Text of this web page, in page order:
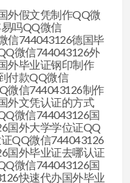
外假文凭制作QQ微
吗QQ微信
信744043126德国毕
微信744043126外
外毕业证钢印制作
付款QQ微信
微信744043126制作
外文凭认证的方式
微信744043126国
国外大学学位证QQ
QQ微信744043126
国外毕业证去哪认证
微信744043126国
快速代办国外毕业